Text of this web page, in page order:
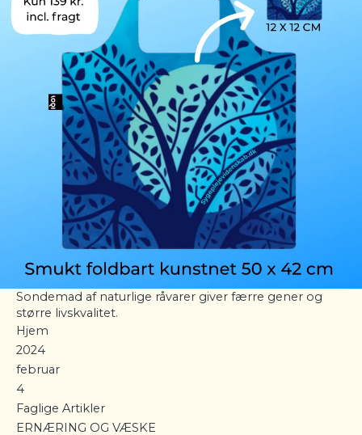
Sondemad af naturlige råvarer giver færre gener og
større livskvalitet.
Hjem
2024
februar
4
Faglige Artikler
ERNÆRING OG VÆSKE